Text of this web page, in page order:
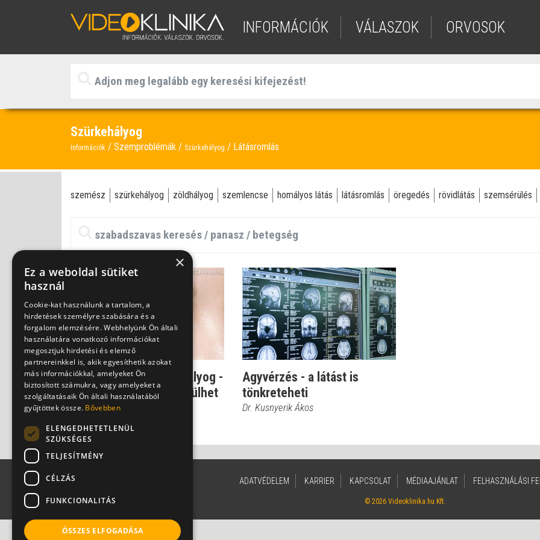
INFORMÁCIÓK VÁLASZOK ORVOSOK
Szürkehályog
Információk Szemproblémák Szürkehályog Látásromlás
szemész szürkehályog zöldhályog szemlencse homályos látás látásromlás öregedés rövidlátás szemsérülés
Veleszületett szürkehályog -
csak a szemésznél derülhet
ki a...
Dr. Kusnyerik Ákos
Agyvérzés - a látást is
tönkreteheti
Dr. Kusnyerik Ákos
ADATVÉDELEM KARRIER KAPCSOLAT MÉDIAAJÁNLAT FELHASZNÁLÁSI
© 2026 Videoklinika.hu Kft.
×
Ez a weboldal sütiket
használ
Cookie-kat használunk a tartalom, a
hirdetések személyre szabására és a
forgalom elemzésére. Webhelyünk Ön általi
használatára vonatkozó információkat
megosztjuk hirdetési és elemző
partnereinkkel is, akik egyesíthetik azokat
más információkkal, amelyeket Ön
biztosított számukra, vagy amelyeket a
szolgáltatásaik Ön általi használatából
gyűjtöttek össze. Bővebben
ELENGEDHETETLENÜL
SZÜKSÉGES
TELJESÍTMÉNY
CÉLZÁS
FUNKCIONALITÁS
ÖSSZES ELFOGADÁSA